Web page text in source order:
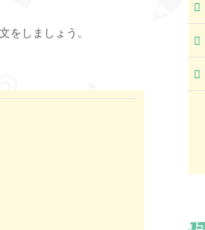
をしましょう。